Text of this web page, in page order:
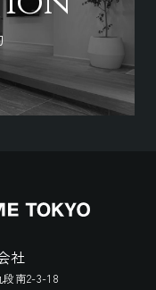
社
段南2-3-18